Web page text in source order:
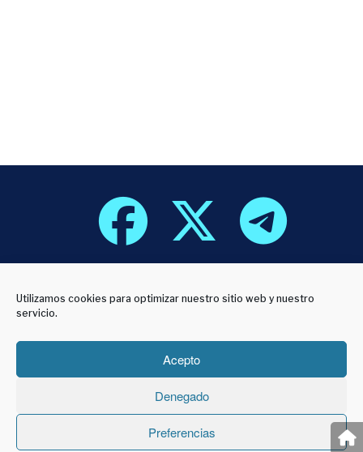
Utilizamos cookies para optimizar nuestro sitio web y nuestro
servicio.
Acepto
Denegado
Preferencias
800 años de
innovación
Sapientia Aedificavit
Sibi Domvm